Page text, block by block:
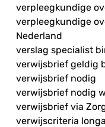
verpleegkundige
verpleegkundige
Nederland
verslag specialist
verwijsbrief geldig
verwijsbrief nodig
verwijsbrief nodig
verwijsbrief via
verwijscriteria